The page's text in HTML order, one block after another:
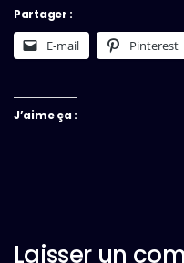
Partager :
E-mail Pinterest
J’aime ça :
Laisser un